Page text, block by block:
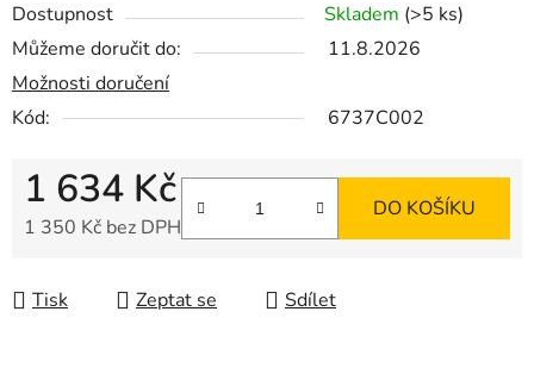
Dostupnost Skladem (>5 ks)
Můžeme doručit do:
11.8.2026
Možnosti doručení
Kód:
6737C002
1 634 Kč
1 350 Kč bez DPH
DO KOŠÍKU
Tisk Zeptat se Sdílet